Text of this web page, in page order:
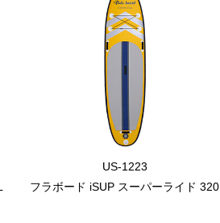
US-1223
フラボード iSUP スーパーライド 320